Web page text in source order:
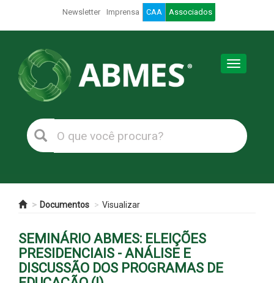
Newsletter Imprensa CAA Associados
Toggle
Documentos Visualizar
SEMINÁRIO ABMES: ELEIÇÕES
PRESIDENCIAIS - ANÁLISE E
DISCUSSÃO DOS PROGRAMAS DE